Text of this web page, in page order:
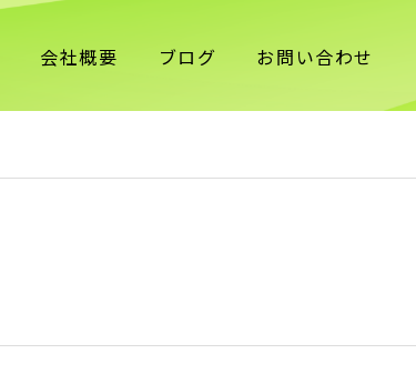
会社概要 ブログ お問い合わせ